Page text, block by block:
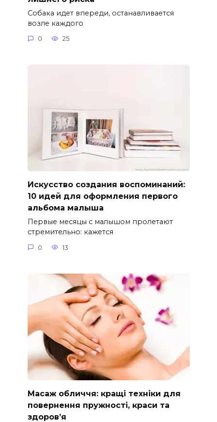
Собака идет впереди, останавливается
возле каждого
0 25
Искусство создания воспоминаний:
10 идей для оформления первого
альбома малыша
Первые месяцы с малышом пролетают
стремительно: кажется
0 13
Масаж обличчя: кращі техніки для
повернення пружності, краси та
здоров’я